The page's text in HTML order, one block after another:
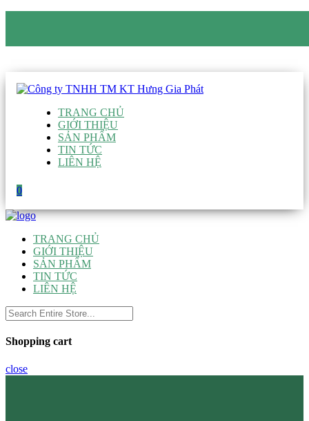
TRANG CHỦ
GIỚI THIỆU
SẢN PHẨM
TIN TỨC
LIÊN HỆ
0
TRANG CHỦ
GIỚI THIỆU
SẢN PHẨM
TIN TỨC
LIÊN HỆ
Shopping cart
close